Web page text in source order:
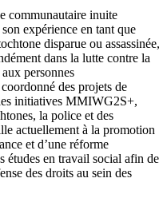
communautaire inuite
expérience en tant que
disparue ou assassinée,
dans la lutte contre la
personnes
des projets de
initiatives MMIWG2S+,
la police et des
actuellement à la promotion
et d’une réforme
études en travail social afin de
des droits au sein des